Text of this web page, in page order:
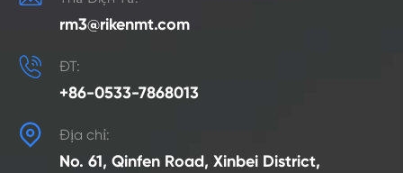
rm3@rikenmt.com
 ĐT:
+86-0533-7868013
 Địa chỉ:
No. 61, Qinfen Road, Xinbei District,